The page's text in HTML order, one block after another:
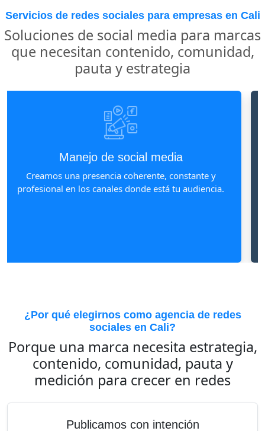
Servicios de redes sociales para empresas en Cali
Soluciones de social media para marcas
que necesitan contenido, comunidad,
pauta y estrategia
Contenido para redes
Diseñamos piezas, textos, ideas y formatos para
informar, inspirar, vender y fortalecer tu comunidad.
¿Por qué elegirnos como agencia de redes
sociales en Cali?
Porque una marca necesita estrategia,
contenido, comunidad, pauta y
medición para crecer en redes
Publicamos con intención